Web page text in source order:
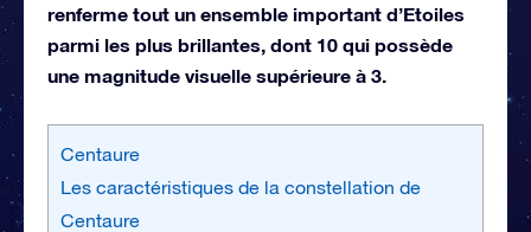
renferme tout un ensemble important d’Etoiles
parmi les plus brillantes, dont 10 qui possède
une magnitude visuelle supérieure à 3.
Centaure
Les caractéristiques de la constellation de
Centaure